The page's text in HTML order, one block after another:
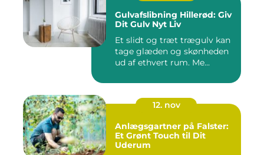
Gulvafslibning Hillerød: Giv
Dit Gulv Nyt Liv
Et slidt og træt trægulv kan
tage glæden og skønheden
ud af ethvert rum. Me...
12. nov
Anlægsgartner på Falster:
Et Grønt Touch til Dit
Uderum